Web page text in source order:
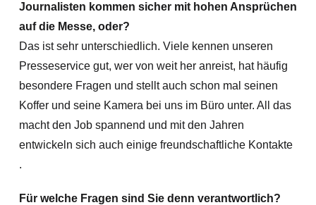
Journalisten kommen sicher mit hohen Ansprüchen
auf die Messe, oder?
Das ist sehr unterschiedlich. Viele kennen unseren
Presseservice gut, wer von weit her anreist, hat häufig
besondere Fragen und stellt auch schon mal seinen
Koffer und seine Kamera bei uns im Büro unter. All das
macht den Job spannend und mit den Jahren
entwickeln sich auch einige freundschaftliche Kontakte
.
Für welche Fragen sind Sie denn verantwortlich?